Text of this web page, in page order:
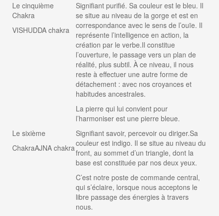
Le cinquième
Chakra
VISHUDDA chakra
Signifiant purifié. Sa couleur est le bleu. Il
se situe au niveau de la gorge et est en
correspondance avec le sens de l’ouïe. Il
représente l’intelligence en action, la
création par le verbe.Il constitue
l’ouverture, le passage vers un plan de
réalité, plus subtil. À ce niveau, il nous
reste à effectuer une autre forme de
détachement : avec nos croyances et
habitudes ancestrales.
La pierre qui lui convient pour
l’harmoniser est une pierre bleue.
Le sixième
ChakraAJNA chakra
Signifiant savoir, percevoir ou diriger.Sa
couleur est indigo. Il se situe au niveau du
front, au sommet d’un triangle, dont la
base est constituée par nos deux yeux.
C’est notre poste de commande central,
qui s’éclaire, lorsque nous acceptons le
libre passage des énergies à travers
nous.